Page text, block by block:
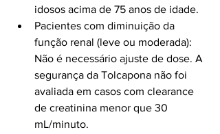
idosos acima de 75 anos de idade.
Pacientes com diminuição da
função renal (leve ou moderada):
Não é necessário ajuste de dose. A
segurança da Tolcapona não foi
avaliada em casos com clearance
de creatinina menor que 30
mL/minuto.